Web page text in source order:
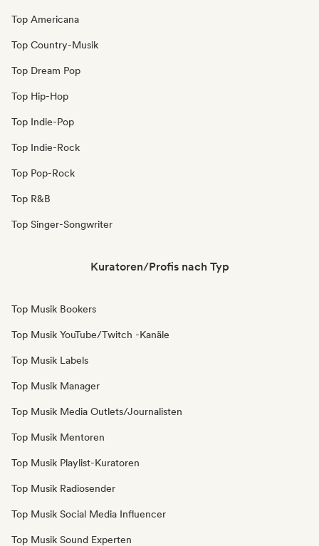
Top Americana
Top Country-Musik
Top Dream Pop
Top Hip-Hop
Top Indie-Pop
Top Indie-Rock
Top Pop-Rock
Top R&B
Top Singer-Songwriter
Kuratoren/Profis nach Typ
Top Musik Bookers
Top Musik YouTube/Twitch -Kanäle
Top Musik Labels
Top Musik Manager
Top Musik Media Outlets/Journalisten
Top Musik Mentoren
Top Musik Playlist-Kuratoren
Top Musik Radiosender
Top Musik Social Media Influencer
Top Musik Sound Experten